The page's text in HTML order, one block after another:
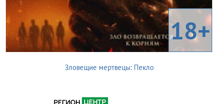
18+
Зловещие мертвецы: Пекло